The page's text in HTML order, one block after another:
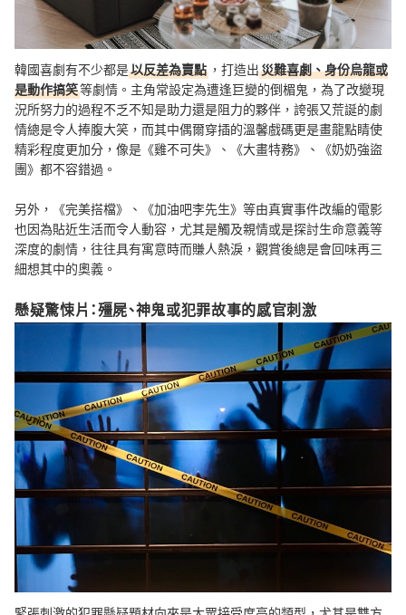
韓國喜劇有不少都是以反差為賣點 ，打造出災難喜劇、身份烏龍或
是動作搞笑等劇情。主角常設定為遭逢巨變的倒楣鬼，為了改變現
況所努力的過程不乏不知是助力還是阻力的夥伴，誇張又荒誕的劇
情總是令人捧腹大笑，而其中偶爾穿插的溫馨戲碼更是畫龍點睛使
精彩程度更加分，像是《雞不可失》、《大畫特務》、《奶奶強盜
團》都不容錯過。
另外，《完美搭檔》、《加油吧李先生》等由真實事件改編的電影
也因為貼近生活而令人動容，尤其是觸及親情或是探討生命意義等
深度的劇情，往往具有寓意時而賺人熱淚，觀賞後總是會回味再三
細想其中的奧義。
懸疑驚悚片：殭屍、神鬼或犯罪故事的感官刺激